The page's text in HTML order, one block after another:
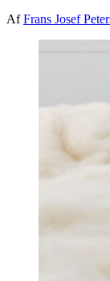
AfFrans Josef